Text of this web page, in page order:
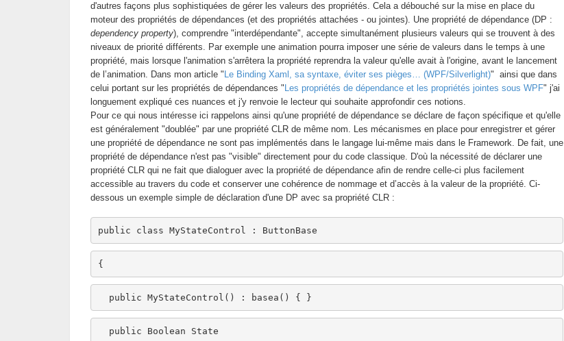
d'autres façons plus sophistiquées de gérer les valeurs des propriétés. Cela a débouché sur la mise en place du
moteur des propriétés de dépendances (et des propriétés attachées - ou jointes). Une propriété de dépendance (DP :
dependency property), comprendre "interdépendante", accepte simultanément plusieurs valeurs qui se trouvent à des
niveaux de priorité différents. Par exemple une animation pourra imposer une série de valeurs dans le temps à une
propriété, mais lorsque l'animation s'arrêtera la propriété reprendra la valeur qu'elle avait à l'origine, avant le lancement
de l’animation. Dans mon article " Le Binding Xaml, sa syntaxe, éviter ses pièges… (WPF/Silverlight)" ainsi que dans
celui portant sur les propriétés de dépendances " Les propriétés de dépendance et les propriétés jointes sous WPF" j'ai
longuement expliqué ces nuances et j'y renvoie le lecteur qui souhaite approfondir ces notions.
Pour ce qui nous intéresse ici rappelons ainsi qu'une propriété de dépendance se déclare de façon spécifique et qu'elle
est généralement "doublée" par une propriété CLR de même nom. Les mécanismes en place pour enregistrer et gérer
une propriété de dépendance ne sont pas implémentés dans le langage lui-même mais dans le Framework. De fait, une
propriété de dépendance n'est pas "visible" directement pour du code classique. D'où la nécessité de déclarer une
propriété CLR qui ne fait que dialoguer avec la propriété de dépendance afin de rendre celle-ci plus facilement
accessible au travers du code et conserver une cohérence de nommage et d’accès à la valeur de la propriété. Ci-
dessous un exemple simple de déclaration d'une DP avec sa propriété CLR :
public class MyStateControl : ButtonBase
{
public MyStateControl() : basea () { }
public Boolean State